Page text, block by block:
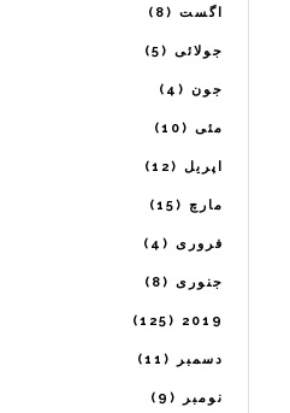
اگست 8
جولائی 5
جون 4
مئی 10
اپریل 12
مارچ 15
فروری 4
جنوری 8
2019
125
دسمبر 11
نومبر 9